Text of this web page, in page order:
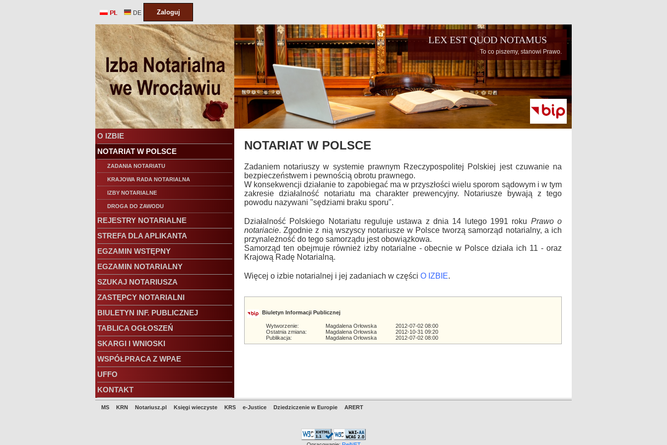
Zaloguj
PL DE
LEX EST QUOD NOTAMUS
O IZBIE
NOTARIAT W POLSCE
ZADANIA NOTARIATU
KRAJOWA RADA NOTARIALNA
IZBY NOTARIALNE
DROGA DO ZAWODU
REJESTRY NOTARIALNE
STREFA DLA APLIKANTA
EGZAMIN WSTĘPNY
EGZAMIN NOTARIALNY
SZUKAJ NOTARIUSZA
ZASTĘPCY NOTARIALNI
BIULETYN INF. PUBLICZNEJ
TABLICA OGŁOSZEŃ
SKARGI I WNIOSKI
WSPÓŁPRACA Z WPAE
UFFO
KONTAKT
NOTARIAT W POLSCE
Zadaniem notariuszy w systemie prawnym Rzeczypospolitej Polskiej jest czuwanie na
bezpieczeństwem i pewnością obrotu prawnego.
W konsekwencji działanie to zapobiegać ma w przyszłości wielu sporom sądowym i w tym
zakresie działalność notariatu ma charakter prewencyjny. Notariusze bywają z tego
powodu nazywani "sędziami braku sporu".
Działalność Polskiego Notariatu reguluje ustawa z dnia 14 lutego 1991 roku Prawo o
notariacie. Zgodnie z nią wszyscy notariusze w Polsce tworzą samorząd notarialny, a ich
przynależność do tego samorządu jest obowiązkowa.
Samorząd ten obejmuje również izby notarialne - obecnie w Polsce działa ich 11 - oraz
Krajową Radę Notarialną.
Więcej o izbie notarialnej i jej zadaniach w części O IZBIE.
Biuletyn Informacji Publicznej
Wytworzenie: Magdalena Orłowska
2012-07-02 08:00
Ostatnia zmiana:
Magdalena Orłowska
2012-10-31 09:20
Publikacja:
Magdalena Orłowska 2012-07-02 08:00
MS KRN Notariusz.pl Księgi wieczyste KRS e-Justice Dziedziczenie w Europie ARERT